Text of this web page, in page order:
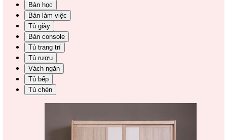
Bàn học
Bàn làm việc
Tủ giày
Bàn console
Tủ trang trí
Tủ rượu
Vách ngăn
Tủ bếp
Tủ chén